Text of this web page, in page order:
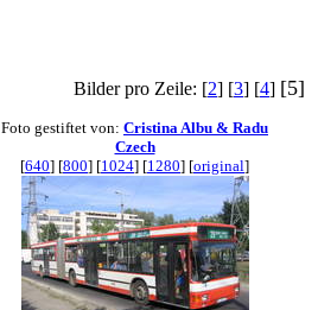
Bilder pro Zeile: [2] [3] [4] [5]
Foto gestiftet von: Cristina Albu & Radu
Czech
[640] [800] [1024] [1280] [original]